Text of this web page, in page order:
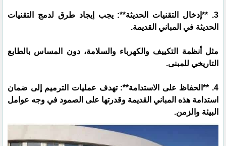
3. **إدخال التقنيات الحديثة**: يجب إيجاد طرق لدمج التقنيات
الحديثة في المباني القديمة.
مثل أنظمة التكييف والكهرباء والسلامة، دون المساس بالطابع
التاريخي للمبنى.
4. **الحفاظ على الاستدامة**: تهدف عمليات الترميم إلى ضمان
استدامة هذه المباني القديمة وقدرتها على الصمود في وجه عوامل
البيئة والزمن.